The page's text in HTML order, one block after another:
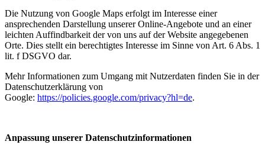
Die Nutzung von Google Maps erfolgt im Interesse einer
ansprechenden Darstellung unserer Online-Angebote und an einer
leichten Auffindbarkeit der von uns auf der Website angegebenen
Orte. Dies stellt ein berechtigtes Interesse im Sinne von Art. 6 Abs. 1
lit. f DSGVO dar.
Mehr Informationen zum Umgang mit Nutzerdaten finden Sie in der
Datenschutzerklärung von
Google: https://policies.google.com/privacy?hl=de.
Anpassung unserer Datenschutzinformationen